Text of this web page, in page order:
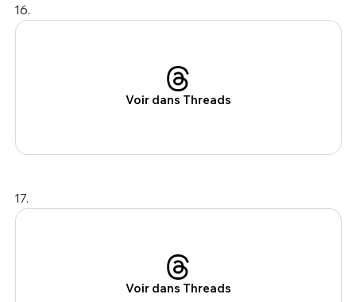
16.
Voir dans Threads
17.
Voir dans Threads